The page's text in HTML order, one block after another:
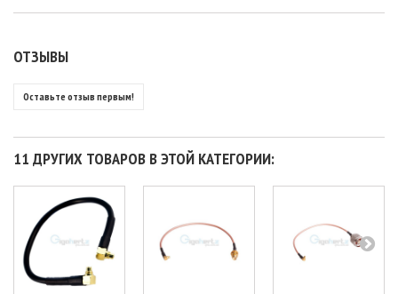
ОТЗЫВЫ
Оставьте отзыв первым!
11 ДРУГИХ ТОВАРОВ В ЭТОЙ КАТЕГОРИИ: